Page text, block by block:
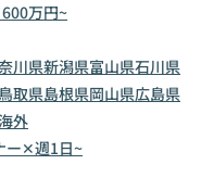
万円~
川県新潟県富山県石川県
鳥取県島根県岡山県広島県
外
ー✕週1日~